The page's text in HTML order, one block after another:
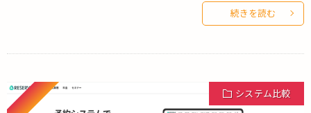
続きを読む
Pickup
システム比較